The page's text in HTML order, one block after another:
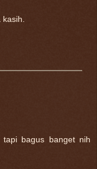
bagus banget nih